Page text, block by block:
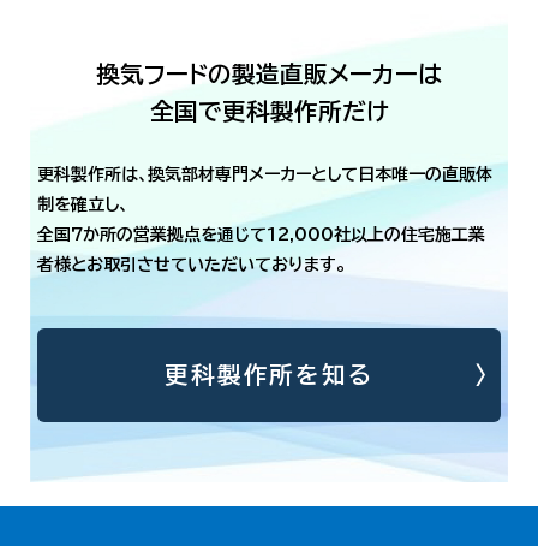
換気フードの製造直販メーカーは
全国で更科製作所だけ
更科製作所は、換気部材専門メーカーとして日本唯一の直販体
制を確立し、
全国7か所の営業拠点を通じて12,000社以上の住宅施工業
者様とお取引させていただいております。
更科製作所を知る